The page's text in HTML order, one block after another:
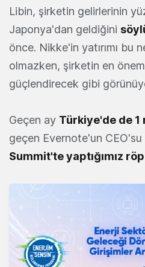
Libin, şirketin gelirlerinin
Japonya'dan geldiğini
önce. Nikke'in yatırımı bu
olmazken, şirketin en
güçlendirecek gibi
Geçen ay Türkiye'de de 1
geçen Evernote'un
Summit'te yaptığımız